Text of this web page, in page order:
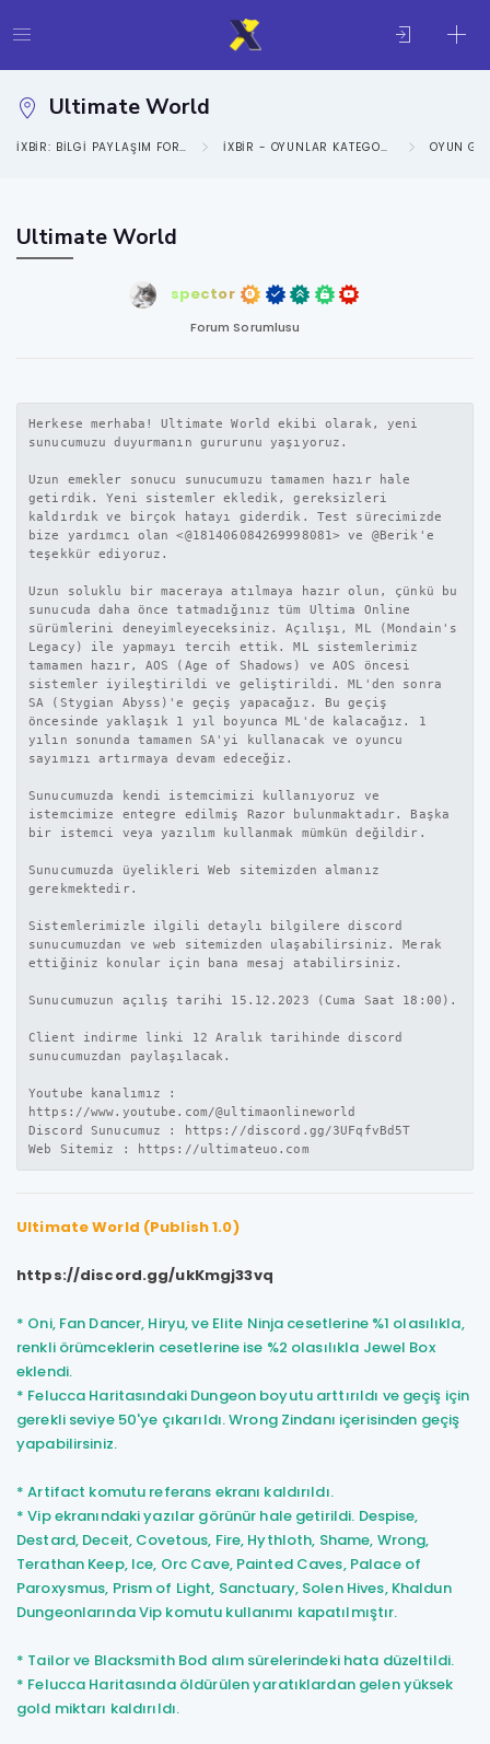
Ultimate World
IXBIR: BILGI PAYLAŞIM FORUMU IXBIR - OYUNLAR KATEGORISI OYUN
Ultimate World
spector
Forum Sorumlusu
Herkese merhaba! Ultimate World ekibi olarak, yeni
sunucumuzu duyurmanın gururunu yaşıyoruz.
Uzun emekler sonucu sunucumuzu tamamen hazır hale
getirdik. Yeni sistemler ekledik, gereksizleri
kaldırdık ve birçok hatayı giderdik. Test sürecimizde
bize yardımcı olan <@181406084269998081> ve @Berik'e
teşekkür ediyoruz.
Uzun soluklu bir maceraya atılmaya hazır olun, çünkü bu
sunucuda daha önce tatmadığınız tüm Ultima Online
sürümlerini deneyimleyeceksiniz. Açılışı, ML (Mondain's
Legacy) ile yapmayı tercih ettik. ML sistemlerimiz
tamamen hazır, AOS (Age of Shadows) ve AOS öncesi
sistemler iyileştirildi ve geliştirildi. ML'den sonra
SA (Stygian Abyss)'e geçiş yapacağız. Bu geçiş
öncesinde yaklaşık 1 yıl boyunca ML'de kalacağız. 1
yılın sonunda tamamen SA'yi kullanacak ve oyuncu
sayımızı artırmaya devam edeceğiz.
Sunucumuzda kendi istemcimizi kullanıyoruz ve
istemcimize entegre edilmiş Razor bulunmaktadır. Başka
bir istemci veya yazılım kullanmak mümkün değildir.
Sunucumuzda üyelikleri Web sitemizden almanız
gerekmektedir.
Sistemlerimizle ilgili detaylı bilgilere discord
sunucumuzdan ve web sitemizden ulaşabilirsiniz. Merak
ettiğiniz konular için bana mesaj atabilirsiniz.
Sunucumuzun açılış tarihi 15.12.2023 (Cuma Saat 18:00).
Client indirme linki 12 Aralık tarihinde discord
sunucumuzdan paylaşılacak.
Youtube kanalımız :
https://www.youtube.com/@ultimaonlineworld
Discord Sunucumuz : https://discord.gg/3UFqfvBd5T
Web Sitemiz : https://ultimateuo.com
Ultimate World (Publish 1.0)
https://discord.gg/ukKmgj33vq
* Oni, Fan Dancer, Hiryu, ve Elite Ninja cesetlerine %1 olasılıkla,
renkli örümceklerin cesetlerine ise %2 olasılıkla Jewel Box
eklendi.
* Felucca Haritasındaki Dungeon boyutu arttırıldı ve geçiş için
gerekli seviye 50'ye çıkarıldı. Wrong Zindanı içerisinden geçiş
yapabilirsiniz.
* Artifact komutu referans ekranı kaldırıldı.
* Vip ekranındaki yazılar görünür hale getirildi. Despise,
Destard, Deceit, Covetous, Fire, Hythloth, Shame, Wrong,
Terathan Keep, Ice, Orc Cave, Painted Caves, Palace of
Paroxysmus, Prism of Light, Sanctuary, Solen Hives, Khaldun
Dungeonlarında Vip komutu kullanımı kapatılmıştır.
* Tailor ve Blacksmith Bod alım sürelerindeki hata düzeltildi.
* Felucca Haritasında öldürülen yaratıklardan gelen yüksek
gold miktarı kaldırıldı.